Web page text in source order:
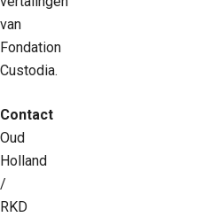
van
Fondation
Custodia.
Contact
Oud
Holland
/
RKD